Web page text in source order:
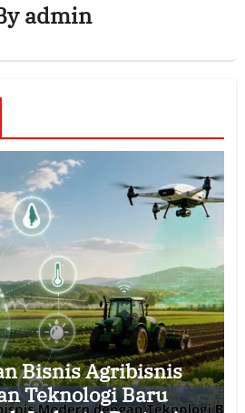
admin
Bisnis Agribisnis
Teknologi Baru